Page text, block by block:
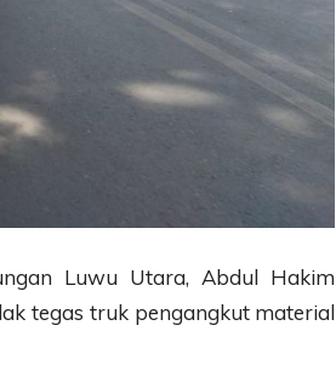
Luwu Utara, Abdul Hakim
tegas truk pengangkut material